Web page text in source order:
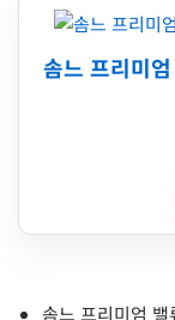
솜느 프리미
솜느 프리미엄